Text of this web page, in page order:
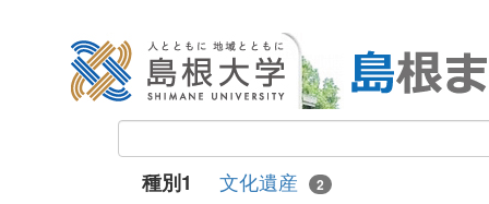
種別1 文化遺産 2